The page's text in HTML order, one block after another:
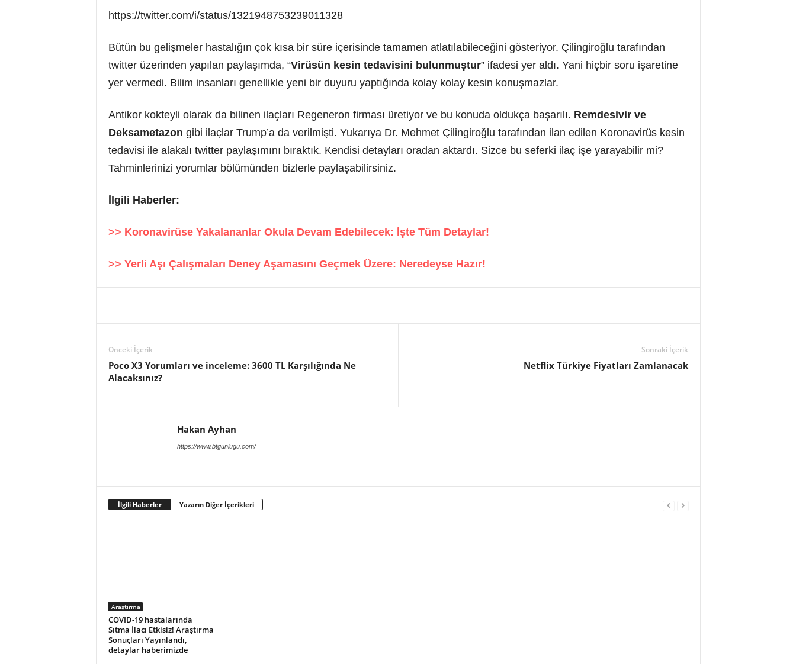
https://twitter.com/i/status/1321948753239011328
Bütün bu gelişmeler hastalığın çok kısa bir süre içerisinde tamamen atlatılabileceğini gösteriyor. Çilingiroğlu tarafından
twitter üzerinden yapılan paylaşımda, “Virüsün kesin tedavisini bulunmuştur” ifadesi yer aldı. Yani hiçbir soru işaretine
yer vermedi. Bilim insanları genellikle yeni bir duyuru yaptığında kolay kolay kesin konuşmazlar.
Antikor kokteyli olarak da bilinen ilaçları Regeneron firması üretiyor ve bu konuda oldukça başarılı. Remdesivir ve
Deksametazon gibi ilaçlar Trump’a da verilmişti. Yukarıya Dr. Mehmet Çilingiroğlu tarafından ilan edilen Koronavirüs kesin
tedavisi ile alakalı twitter paylaşımını bıraktık. Kendisi detayları oradan aktardı. Sizce bu seferki ilaç işe yarayabilir mi?
Tahminlerinizi yorumlar bölümünden bizlerle paylaşabilirsiniz.
İlgili Haberler:
>> Koronavirüse Yakalananlar Okula Devam Edebilecek: İşte Tüm Detaylar!
>> Yerli Aşı Çalışmaları Deney Aşamasını Geçmek Üzere: Neredeyse Hazır!
Önceki İçerik
Poco X3 Yorumları ve inceleme: 3600 TL Karşılığında Ne
Alacaksınız?
Sonraki İçerik
Netflix Türkiye Fiyatları Zamlanacak
Hakan Ayhan
https://www.btgunlugu.com/
İlgili Haberler Yazarın Diğer İçerikleri
Araştırma
COVID-19 hastalarında
Sıtma İlacı Etkisiz! Araştırma
Sonuçları Yayınlandı,
detaylar haberimizde